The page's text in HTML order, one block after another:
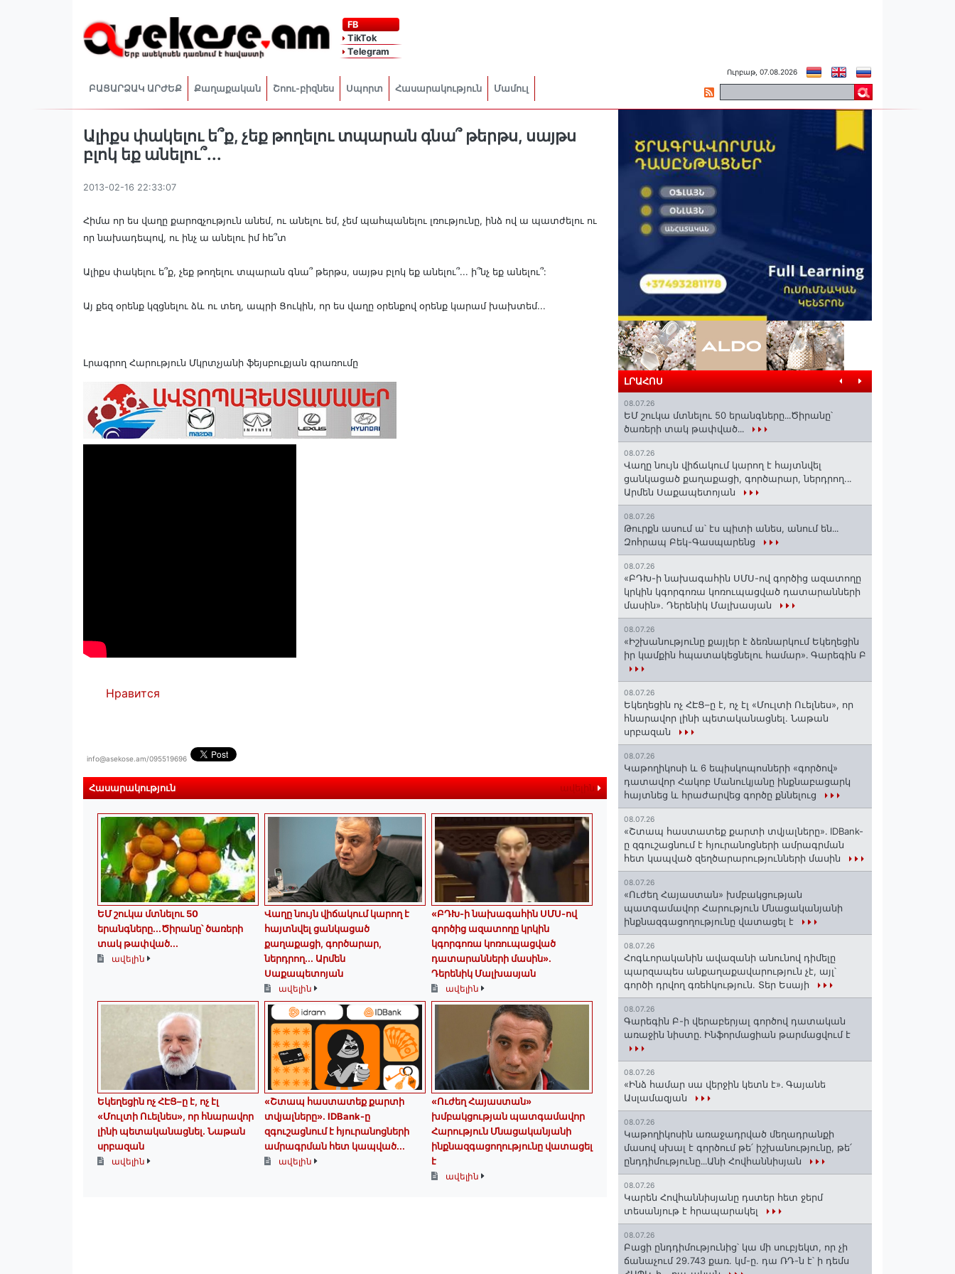
FB
TikTok
Telegram
ԲԱՑԱՐՁԱԿ ԱՐԺԵՔ Քաղաքական Շոու-բիզնես Սպորտ Հասարակություն Մամուլ
Ուրբաթ, 07.08.2026
Ալիքս փակելու ե՞ք, չեք թողելու տպարան գնա՞ թերթս, սայթս
բլոկ եք անելու՞...
2013-02-16 22:33:07
Հիմա որ ես վաղը քարոզչություն անեմ, ու անելու եմ, չեմ պահպանելու լռությունը, ինձ ով ա պատժելու ու
որ նախադեպով, ու ինչ ա անելու իմ հե՞տ
Ալիքս փակելու ե՞ք, չեք թողելու տպարան գնա՞ թերթս, սայթս բլոկ եք անելու՞... ի՞նչ եք անելու՞:
Այ քեզ օրենք կզցնելու ձև ու տեղ, ապրի Ցուկին, որ ես վաղը օրենքով օրենք կարամ խախտեմ...
Լրագրող Հարություն Մկրտչյանի ֆեյսբուքյան գրառումը
Нравится
info@asekose.am/095519696
Հասարակություն ավելին
ԵՄ շուկա մտնելու 50
երանգները․․․Ծիրանը՝ ծառերի
տակ թափված․․․
ավելին
Վաղը նույն վիճակում կարող է
հայտնվել ցանկացած
քաղաքացի, գործարար,
ներդրող.․․ Արմեն
Սաքապետոյան
ավելին
«ԲԴԽ-ի նախագահին ՍՄՍ-ով
գործից ազատողը կրկին
կգորգոռա կոռուպացված
դատարանների մասին».
Դերենիկ Մալխասյան
ավելին
Եկեղեցին ոչ ՀԷՑ–ը է, ոչ էլ
«Մուլտի Ուելնես», որ հնարավոր
լինի պետականացնել. Նաթան
սրբազան
ավելին
«Շտապ հաստատեք քարտի
տվյալները»․ IDBank-ը
զգուշացնում է հյուրանոցների
ամրագրման հետ կապված...
ավելին
«Ուժեղ Հայաստան»
խմբակցության պատգամավոր
Հարություն Մնացականյանի
ինքնազգացողությունը վատացել
է
ավելին
ԼՐԱՀՈՍ
08.07.26
ԵՄ շուկա մտնելու 50 երանգները․․․Ծիրանը՝
ծառերի տակ թափված․․․
08.07.26
Վաղը նույն վիճակում կարող է հայտնվել
ցանկացած քաղաքացի, գործարար, ներդրող.․․
Արմեն Սաքապետոյան
08.07.26
Թուրքն ասում ա՝ էս պիտի անես, անում են․․․
Զոհրապ Բեկ-Գասպարենց
08.07.26
«ԲԴԽ-ի նախագահին ՍՄՍ-ով գործից ազատողը
կրկին կգորգոռա կոռուպացված դատարանների
մասին». Դերենիկ Մալխասյան
08.07.26
«Իշխանությունը քայլեր է ձեռնարկում Եկեղեցին
իր կամքին հպատակեցնելու համար»․ Գարեգին Բ
08.07.26
Եկեղեցին ոչ ՀԷՑ–ը է, ոչ էլ «Մուլտի Ուելնես», որ
հնարավոր լինի պետականացնել. Նաթան
սրբազան
08.07.26
️Կաթողիկոսի և 6 եպիսկոպոսների «գործով»
դատավոր Հակոբ Մանուկյանը ինքնաբացարկ
հայտնեց և հրաժարվեց գործը քննելուց
08.07.26
«Շտապ հաստատեք քարտի տվյալները»․ IDBank-
ը զգուշացնում է հյուրանոցների ամրագրման
հետ կապված զեղծարարությունների մասին
08.07.26
«Ուժեղ Հայաստան» խմբակցության
պատգամավոր Հարություն Մնացականյանի
ինքնազգացողությունը վատացել է
08.07.26
Հոգևորականին ավազանի անունով դիմելը
պարզապես անքաղաքավարություն չէ, այլ՝
գործի դրվող գռեհկություն. Տեր Եսայի
08.07.26
Գարեգին Բ-ի վերաբերյալ գործով դատական
առաջին նիստը․ Ինֆորմացիան թարմացվում է
08.07.26
«Ինձ համար սա վերջին կետն է»․ Գայանե
Ասլամազյան
08.07.26
Կաթողիկոսին առաջադրված մեղադրանքի
մասով սխալ է գործում թե՛ իշխանությունը, թե՛
ընդդիմությունը․․․Անի Հովհաննիսյան
08.07.26
Կարեն Հովհաննիսյանը դստեր հետ ջերմ
տեսանյութ է հրապարակել
08.07.26
Բացի ընդդիմությունից՝ կա մի սուբյեկտ, որ չի
ճանաչում 29.743 քառ. կմ-ը. դա ՌԴ-ն է՝ ի դեմս